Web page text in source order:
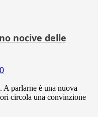
nocive delle
0
A parlarne è una nuova
circola una convinzione